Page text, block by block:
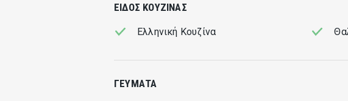
και φρέσκο καλαμαράκι γόνο.
ΕΊΔΟΣ ΚΟΥΖΊΝΑΣ
Ελληνική Κουζίνα
ΓΕΎΜΑΤΑ